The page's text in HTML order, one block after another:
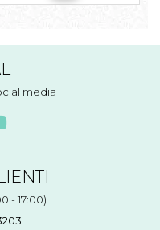
media
- 17:00)